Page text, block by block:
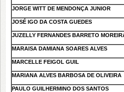
JORGE WITT DE MENDONÇA JUNIOR
JOSÉ IGO DA COSTA GUEDES
JUZELLY FERNANDES BARRETO
MARAISA DAMIANA SOARES ALVES
MARCELLE FEIGOL GUIL
MARIANA ALVES BARBOSA DE OLIVEIRA
PAULO GUILHERMINO DOS SANTOS